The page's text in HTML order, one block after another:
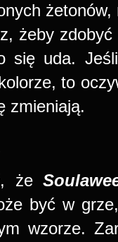
żeby
się uda.
to
zmieniają.
że
być w
wzorze.